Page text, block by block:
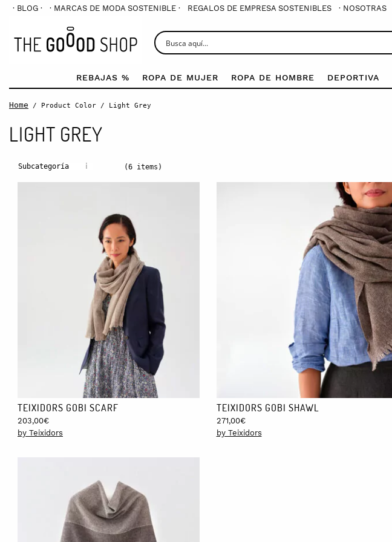
· BLOG · · MARCAS DE MODA SOSTENIBLE · REGALOS DE EMPRESA SOSTENIBLES · NOSOTRAS
REBAJAS % ROPA DE MUJER ROPA DE HOMBRE DEPORTIVA
Home / Product Color / Light Grey
LIGHT GREY
i
Subcategoría (6 items)
TEIXIDORS GOBI SCARF
203,00€
by Teixidors
TEIXIDORS GOBI SHAWL
271,00€
by Teixidors